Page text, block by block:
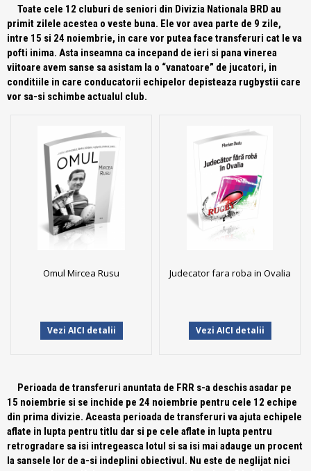
Toate cele 12 cluburi de seniori din Divizia Nationala BRD au
primit zilele acestea o veste buna. Ele vor avea parte de 9 zile,
intre 15 si 24 noiembrie, in care vor putea face transferuri cat le va
pofti inima. Asta inseamna ca incepand de ieri si pana vinerea
viitoare avem sanse sa asistam la o “vanatoare” de jucatori, in
conditiile in care conducatorii echipelor depisteaza rugbystii care
vor sa-si schimbe actualul club.
Omul Mircea Rusu
Vezi AICI detalii
Judecator fara roba in Ovalia
Vezi AICI detalii
Perioada de transferuri anuntata de FRR s-a deschis asadar pe
15 noiembrie si se inchide pe 24 noiembrie pentru cele 12 echipe
din prima divizie. Aceasta perioada de transferuri va ajuta echipele
aflate in lupta pentru titlu dar si pe cele aflate in lupta pentru
retrogradare sa isi intregeasca lotul si sa isi mai adauge un procent
la sansele lor de a-si indeplini obiectivul. Nu este de neglijat nici